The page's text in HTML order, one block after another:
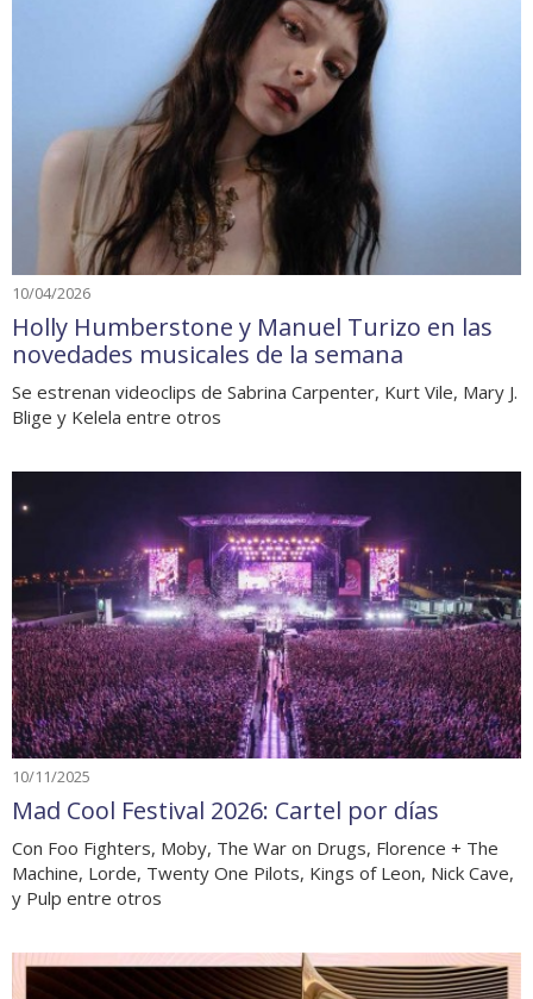
10/04/2026
Holly Humberstone y Manuel Turizo en las
novedades musicales de la semana
Se estrenan videoclips de Sabrina Carpenter, Kurt Vile, Mary J.
Blige y Kelela entre otros
10/11/2025
Mad Cool Festival 2026: Cartel por días
Con Foo Fighters, Moby, The War on Drugs, Florence + The
Machine, Lorde, Twenty One Pilots, Kings of Leon, Nick Cave,
y Pulp entre otros